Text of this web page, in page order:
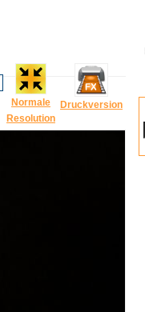
Normale
Resolution
Druckversion